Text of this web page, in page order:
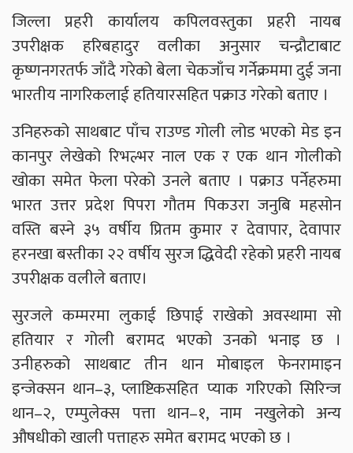
जिल्ला प्रहरी कार्यालय कपिलवस्तुका प्रहरी नायब
उपरीक्षक हरिबहादुर वलीका अनुसार चन्द्रौटाबाट
कृष्णनगरतर्फ जाँदै गरेको बेला चेकजाँच गर्नेक्रममा दुई जना
भारतीय नागरिकलाई हतियारसहित पक्राउ गरेको बताए ।
उनिहरुको साथबाट पाँच राउण्ड गोली लोड भएको मेड इन
कानपुर लेखेको रिभल्भर नाल एक र एक थान गोलीको
खोका समेत फेला परेको उनले बताए । पक्राउ पर्नेहरुमा
भारत उत्तर प्रदेश पिपरा गौतम पिकउरा जनुबि महसोन
वस्ति बस्ने ३५ वर्षीय प्रितम कुमार र देवापार, देवापार
हरनखा बस्तीका २२ वर्षीय सुरज द्धिवेदी रहेको प्रहरी नायब
उपरीक्षक वलीले बताए।
सुरजले कम्मरमा लुकाई छिपाई राखेको अवस्थामा सो
हतियार र गोली बरामद भएको उनको भनाइ छ ।
उनीहरुको साथबाट तीन थान मोबाइल फेनरामाइन
इन्जेक्सन थान–३, प्लाष्टिकसहित प्याक गरिएको सिरिन्ज
थान–२, एम्पुलेक्स पत्ता थान–१, नाम नखुलेको अन्य
औषधीको खाली पत्ताहरु समेत बरामद भएको छ ।